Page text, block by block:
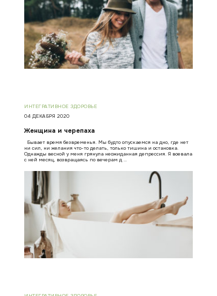
ИНТЕГРАТИВНОЕ ЗДОРОВЬЕ
04 ДЕКАБРЯ 2020
Женщина и черепаха
Бывает время безвременья. Мы будто опускаемся на дно, где нет
ни сил, ни желания что-то делать, только тишина и остановка.
Однажды весной у меня грянула неожиданная депрессия. Я воевала
с ней месяц, возвращаясь по вечерам д …